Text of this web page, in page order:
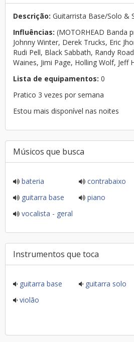
Descrição: Guitarrista Base/Solo &
Influências: (MOTORHEAD Banda
Johnny Winter, Derek Trucks, Eric
Rudi Pell, Black Sabbath, Randy
Waines, Jimi Page, Holling Wolf, Jeff
Lista de equipamentos: 0
Pratico 3 vezes por semana
Estou mais disponível nas noites
Músicos que busca
bateria contrabaixo
guitarra base
piano
vocalista - geral
Instrumentos que toca
guitarra base guitarra solo
violão